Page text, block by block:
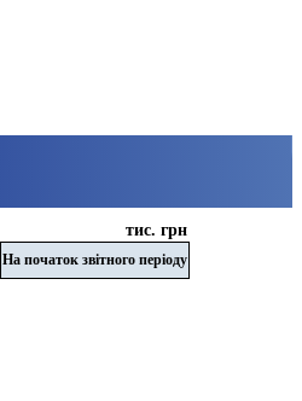
тис. грн
На початок звітного періоду